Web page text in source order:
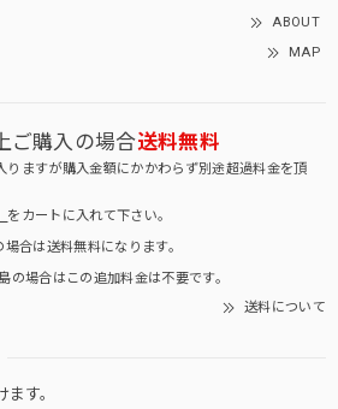
ABOUT
MAP
ご購入の場合送料無料
りますが購入金額にかかわらず別途超過料金を頂
をカートに入れて下さい。
合は送料無料になります。
場合はこの追加料金は不要です。
送料について
す。